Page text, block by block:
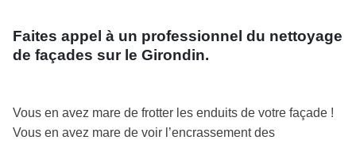
Faites appel à un professionnel du nettoyage
de façades sur le Girondin.
Vous en avez mare de frotter les enduits de votre façade !
Vous en avez mare de voir l’encrassement des